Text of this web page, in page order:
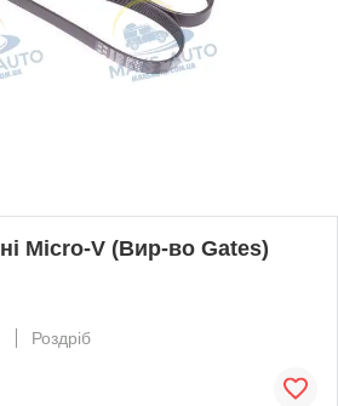
Micro-V (Вир-во Gates)
Роздріб